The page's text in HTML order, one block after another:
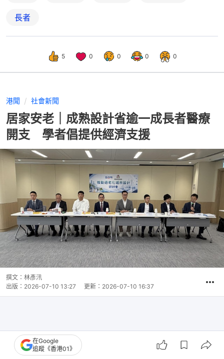
長者
5 0 0 0 0
港聞 社會新聞
居家安老｜成熟設計省逾一成長者醫療
開支 學者倡提供經濟支援
撰文： 林彥汛
出版： 2026-07-10 13:27 更新： 2026-07-10 16:37
在Google
追蹤《香港01》